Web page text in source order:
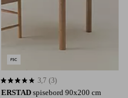
ERSTAD spisebord 90x200 cm
3,7 baseret på 3 bedømmelser
3,7 (3)